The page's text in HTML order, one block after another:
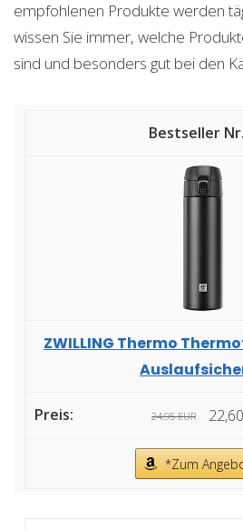
empfohlenen Produkte werden
wissen Sie immer, welche
sind und besonders gut bei den
ZWILLING Thermo
24,95 EUR
*Zum